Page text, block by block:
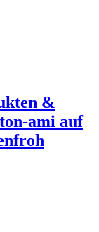
&
ami auf